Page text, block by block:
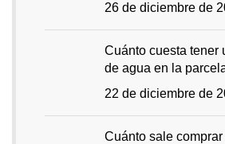
26 de diciembre de
Cuánto cuesta tener
de agua en la
22 de diciembre de
Cuánto sale